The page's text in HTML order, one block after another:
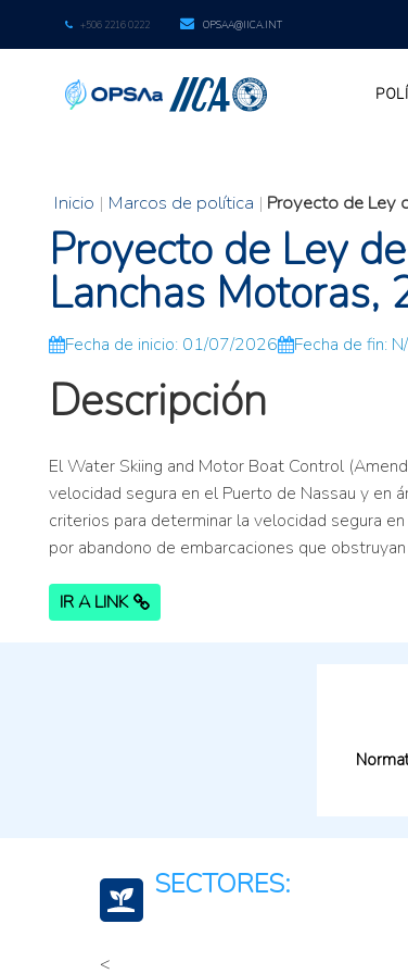
+506 2216 0222 OPSAA@IICA.INT
Inicio | Marcos de política | Proyecto de Ley
Proyecto de Ley
Lanchas Motoras,
Fecha de inicio: 01/07/2026 Fecha de fin:
Descripción
El Water Skiing and Motor Boat Control
velocidad segura en el Puerto de Nassau y en
criterios para determinar la velocidad segura
por abandono de embarcaciones que
IR A LINK
SECTORES:
<